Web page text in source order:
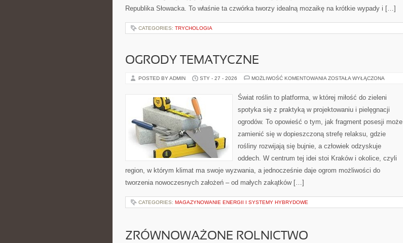
Republika Słowacka. To właśnie ta czwórka tworzy idealną mozaikę na krótkie wypady i […]
CATEGORIES: TRYCHOLOGIA
OGRODY TEMATYCZNE
POSTED BY ADMIN STY - 27 - 2026 MOŻLIWOŚĆ KOMENTOWANIA OGRODY
ZOSTAŁA WYŁĄCZONA
Świat roślin to platforma, w której miłość do zieleni
spotyka się z praktyką w projektowaniu i pielęgnacji
ogrodów. To opowieść o tym, jak fragment posesji może
zamienić się w dopieszczoną strefę relaksu, gdzie
rośliny rozwijają się bujnie, a człowiek odzyskuje
oddech. W centrum tej idei stoi Kraków i okolice, czyli
region, w którym klimat ma swoje wyzwania, a jednocześnie daje ogrom możliwości do
tworzenia nowoczesnych założeń – od małych zakątków […]
CATEGORIES: MAGAZYNOWANIE ENERGII I SYSTEMY HYBRYDOWE
ZRÓWNOWAŻONE ROLNICTWO